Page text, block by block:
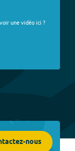
une vidéo ici ?
nous